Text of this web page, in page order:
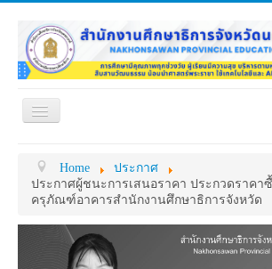
Toggle
หน่วยงานภายใน
MY
ดาวน์โหลด
กระดาน ถ
ข้อมูลการติดต่อ
Home
ประกาศ
ประกาศผู้ชนะการเสนอราคา ประกวดราคา
ครุภัณฑ์อาคารสำนักงานศึกษาธิการจังหวัด